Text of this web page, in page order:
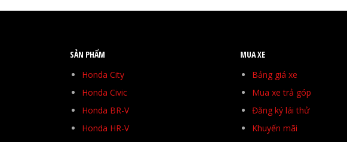
SẢN PHẨM
Honda City
Honda Civic
Honda BR-V
Honda HR-V
MUA XE
Bảng giá xe
Mua xe trả góp
Đăng ký lái thử
Khuyến mãi